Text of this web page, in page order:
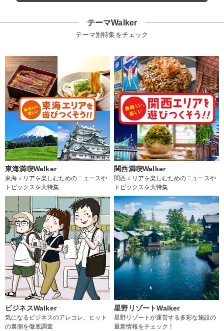
テーマWalker
テーマ別特集をチェック
東海満喫Walker
東海エリアを楽しむためのニュースや
トピックスを大特集
関西満喫Walker
関西エリアを楽しむためのニュースや
トピックスを大特集
ビジネスWalker
気になるビジネスのアレコレ、ヒット
の裏側を徹底調査
星野リゾートWalker
星野リゾートが運営する多彩な施設の
最新情報をチェック！